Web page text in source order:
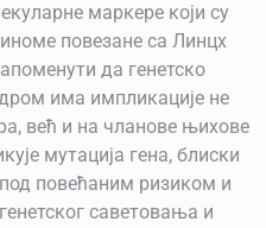
маркере који су
повезане са Линцх
да генетско
има импликације не
већ и на чланове њихове
мутација гена, блиски
повећаним ризиком и
саветовања и